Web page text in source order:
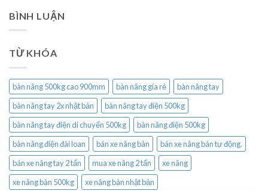
BÌNH LUẬN
TỪ KHÓA
bàn nâng 500kg cao 900mm bàn nâng gía rẻ
bàn nâng tay
bàn nâng tay 2x nhật bản
bàn nâng tay điện 500kg
bàn nâng tay điện di chuyển 500kg
bàn nâng điện 500kg
bàn nâng điện đài loan
bán xe nâng bàn
bán xe nâng bán tự động.
bán xe nâng tay 2 tấn
mua xe nâng 2 tấn
xe nâng
xe nâng bàn 500kg
xe nâng bàn nhật bản